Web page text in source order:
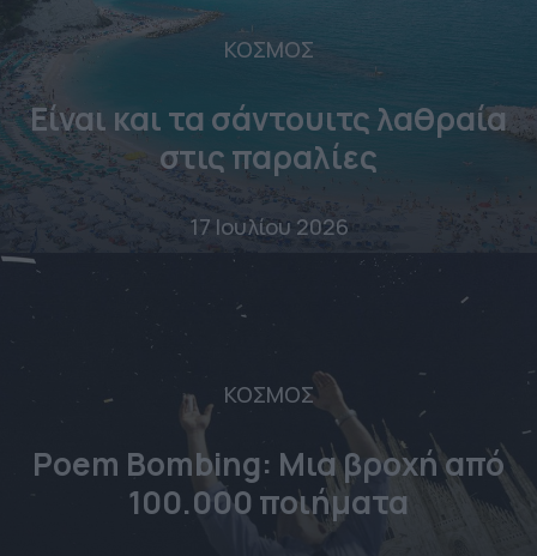
ΚΟΣΜΟΣ
Είναι και τα σάντουιτς λαθραία
στις παραλίες
17 Ιουλίου 2026
ΚΟΣΜΟΣ
Poem Bombing: Mια βροχή από
100.000 ποιήματα